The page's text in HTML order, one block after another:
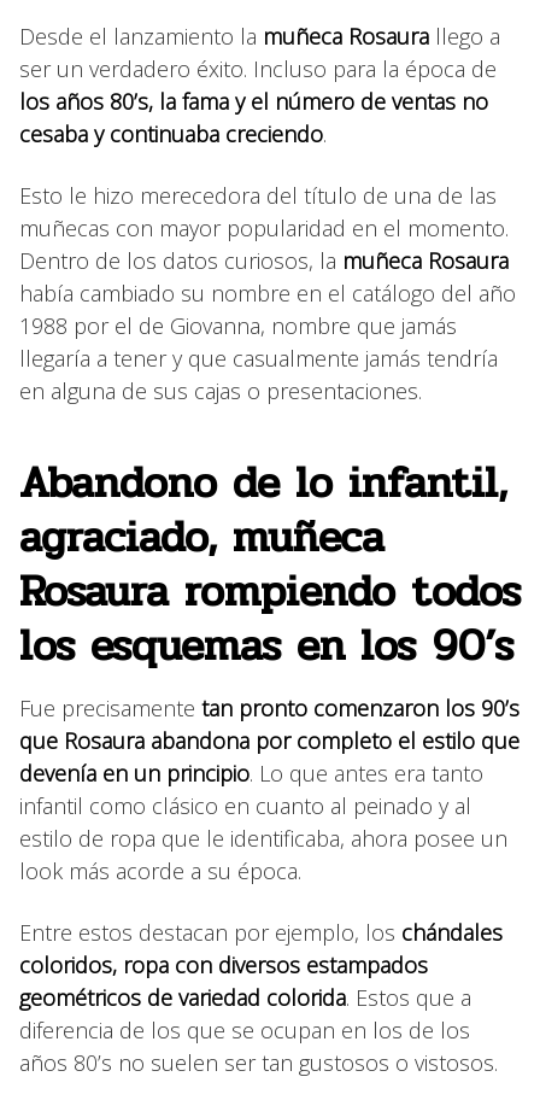
Desde el lanzamiento la muñeca Rosaura llego a
ser un verdadero éxito. Incluso para la época de
los años 80’s, la fama y el número de ventas no
cesaba y continuaba creciendo.
Esto le hizo merecedora del título de una de las
muñecas con mayor popularidad en el momento.
Dentro de los datos curiosos, la muñeca Rosaura
había cambiado su nombre en el catálogo del año
1988 por el de Giovanna, nombre que jamás
llegaría a tener y que casualmente jamás tendría
en alguna de sus cajas o presentaciones.
Abandono de lo infantil,
agraciado, muñeca
Rosaura rompiendo todos
los esquemas en los 90’s
Fue precisamente tan pronto comenzaron los 90’s
que Rosaura abandona por completo el estilo que
devenía en un principio. Lo que antes era tanto
infantil como clásico en cuanto al peinado y al
estilo de ropa que le identificaba, ahora posee un
look más acorde a su época.
Entre estos destacan por ejemplo, los chándales
coloridos, ropa con diversos estampados
geométricos de variedad colorida. Estos que a
diferencia de los que se ocupan en los de los
años 80’s no suelen ser tan gustosos o vistosos.